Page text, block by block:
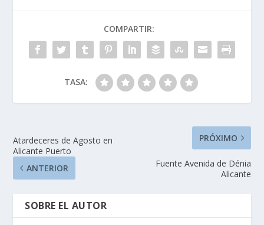
COMPARTIR:
TASA:
Atardeceres de Agosto en
Alicante Puerto
ANTERIOR
PRÓXIMO
Fuente Avenida de Dénia
Alicante
SOBRE EL AUTOR